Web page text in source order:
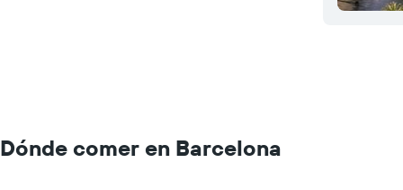
Dónde comer en Barcelona